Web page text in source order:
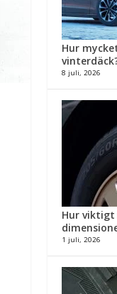
Hur
8 juli, 2026
Hur
1 juli, 2026